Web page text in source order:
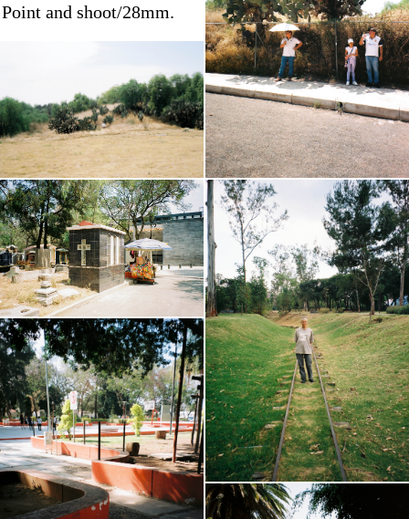
Point and shoot/28mm.